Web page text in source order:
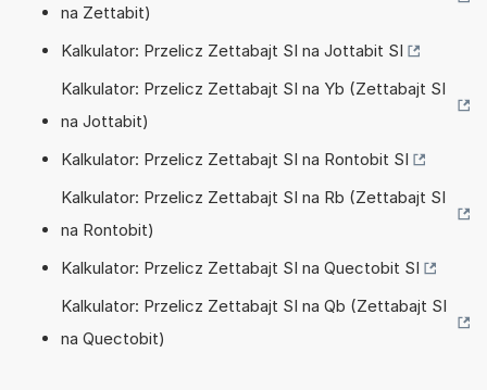
na Zettabit)
Kalkulator: Przelicz Zettabajt SI na Jottabit SI
Kalkulator: Przelicz Zettabajt SI na Yb (Zettabajt SI
na Jottabit)
Kalkulator: Przelicz Zettabajt SI na Rontobit SI
Kalkulator: Przelicz Zettabajt SI na Rb (Zettabajt SI
na Rontobit)
Kalkulator: Przelicz Zettabajt SI na Quectobit SI
Kalkulator: Przelicz Zettabajt SI na Qb (Zettabajt SI
na Quectobit)